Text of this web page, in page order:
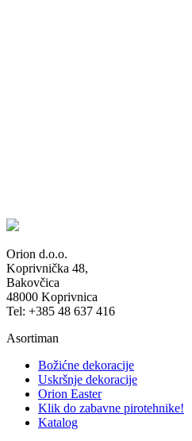
Orion d.o.o.
Koprivnička 48,
Bakovčica
48000 Koprivnica
Tel: +385 48 637 416
Asortiman
Božićne dekoracije
Uskršnje dekoracije
Orion Easter
Klik do zabavne pirotehnike!
Katalog